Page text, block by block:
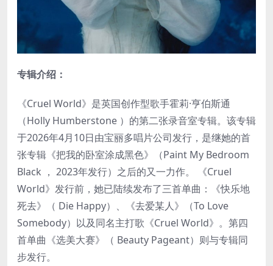
专辑介绍：
《Cruel World》是英国创作型歌手霍莉·亨伯斯通
（Holly Humberstone ）的第二张录音室专辑。该专辑
于2026年4月10日由宝丽多唱片公司发行，是继她的首
张专辑《把我的卧室涂成黑色》（Paint My Bedroom
Black ， 2023年发行）之后的又一力作。 《Cruel
World》发行前，她已陆续发布了三首单曲：《快乐地
死去》（ Die Happy）、《去爱某人》（To Love
Somebody）以及同名主打歌《Cruel World》。第四
首单曲《选美大赛》（ Beauty Pageant）则与专辑同
步发行。